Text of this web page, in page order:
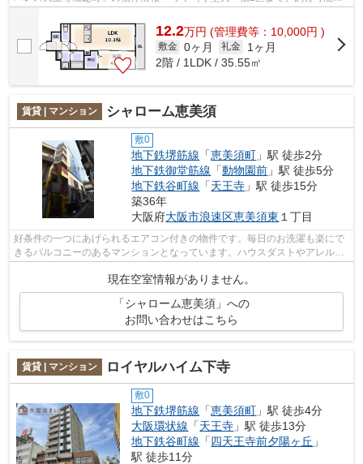
12.2万円 (管理費等：10,000円 )
敷金 0ヶ月 礼金
1ヶ月
2階 / 1LDK / 35.55㎡
賃貸 | マンション シャローム恵美須
敷0
地下鉄堺筋線 「恵美須町 」駅 徒歩2分
地下鉄御堂筋線 「動物園前 」駅 徒歩5分
地下鉄谷町線 「天王寺 」駅 徒歩15分
築36年
大阪府大阪市浪速区恵美須東 １丁目
好条件の一つにあげられるエアコン付きの物件です。毎日のお洗濯も楽にで
きるバルコニーのあるマンションとなっています。ハウスダストやアレルギ
現在空室情報がありません。
「シャローム恵美須」への
お問い合わせはこちら
賃貸 | マンション ロイヤルハイム下寺
敷0
地下鉄堺筋線 「恵美須町 」駅 徒歩4分
大阪環状線 「天王寺 」駅 徒歩13分
地下鉄谷町線 「四天王寺前夕陽ヶ丘 」
駅 徒歩11分